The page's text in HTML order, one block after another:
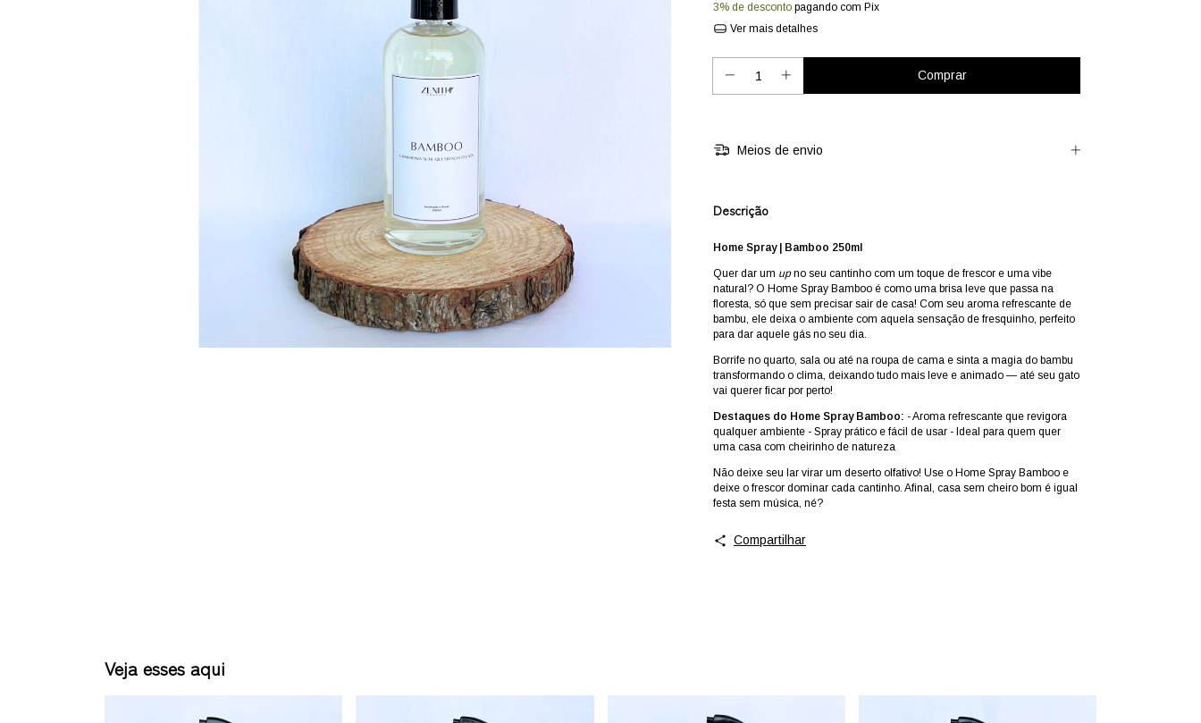
3% de desconto pagando com Pix
Ver mais detalhes
Meios de envio
Descrição
Home Spray | Bamboo 250ml
Quer dar um upno seu cantinho com um toque de frescor e uma vibe
natural? O Home Spray Bamboo é como uma brisa leve que passa na
floresta, só que sem precisar sair de casa! Com seu aroma refrescante de
bambu, ele deixa o ambiente com aquela sensação de fresquinho, perfeito
para dar aquele gás no seu dia.
Borrife no quarto, sala ou até na roupa de cama e sinta a magia do bambu
transformando o clima, deixando tudo mais leve e animado — até seu gato
vai querer ficar por perto!
Destaques do Home Spray Bamboo: - Aroma refrescante que revigora
qualquer ambiente - Spray prático e fácil de usar - Ideal para quem quer
uma casa com cheirinho de natureza
Não deixe seu lar virar um deserto olfativo! Use o Home Spray Bamboo e
deixe o frescor dominar cada cantinho. Afinal, casa sem cheiro bom é igual
festa sem música, né?
Compartilhar
Veja esses aqui